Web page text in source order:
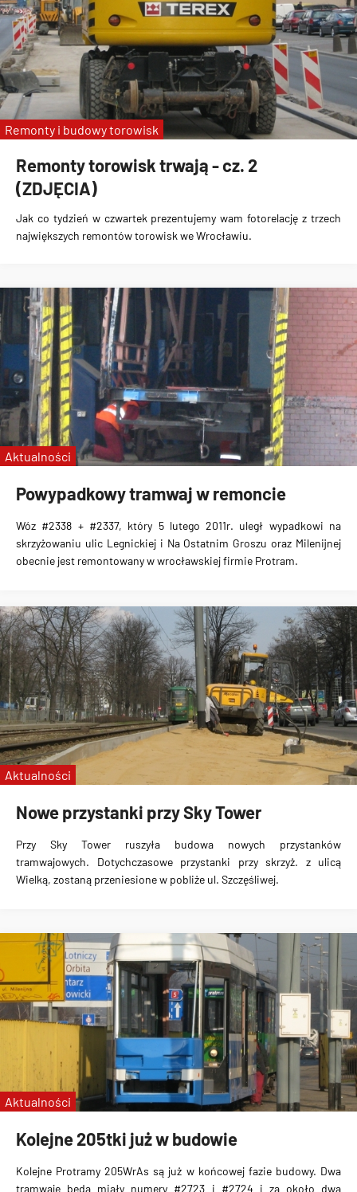
Remonty torowisk trwają - cz. 2
(ZDJĘCIA)
Jak co tydzień w czwartek prezentujemy wam fotorelację z trzech
największych remontów torowisk we Wrocławiu.
Remonty i budowy torowisk
Powypadkowy tramwaj w remoncie
Wóz #2338 + #2337, który 5 lutego 2011r. uległ wypadkowi na
skrzyżowaniu ulic Legnickiej i Na Ostatnim Groszu oraz Milenijnej
obecnie jest remontowany w wrocławskiej firmie Protram.
Aktualności
Nowe przystanki przy Sky Tower
Przy Sky Tower ruszyła budowa nowych przystanków
tramwajowych. Dotychczasowe przystanki przy skrzyż. z ulicą
Wielką, zostaną przeniesione w pobliże ul. Szczęśliwej.
Aktualności
Kolejne 205tki już w budowie
Kolejne Protramy 205WrAs są już w końcowej fazie budowy. Dwa
tramwaje będą miały numery #2723 i #2724 i za około dwa
Aktualności